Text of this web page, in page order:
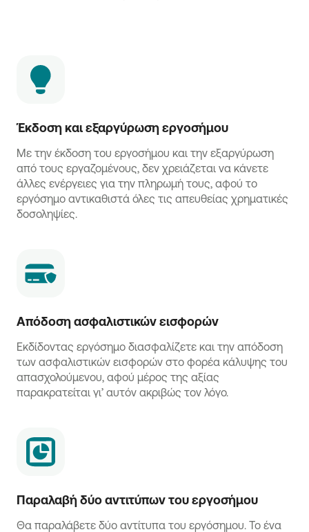
Έκδοση και εξαργύρωση εργοσήμου
Με την έκδοση του εργοσήμου και την εξαργύρωση
από τους εργαζομένους, δεν χρειάζεται να κάνετε
άλλες ενέργειες για την πληρωμή τους, αφού το
εργόσημο αντικαθιστά όλες τις απευθείας χρηματικές
δοσοληψίες.
Απόδοση ασφαλιστικών εισφορών
Εκδίδοντας εργόσημο διασφαλίζετε και την απόδοση
των ασφαλιστικών εισφορών στο φορέα κάλυψης του
απασχολούμενου, αφού μέρος της αξίας
παρακρατείται γι’ αυτόν ακριβώς τον λόγο.
Παραλαβή δύο αντιτύπων του εργοσήμου
Θα παραλάβετε δύο αντίτυπα του εργόσημου. Το ένα